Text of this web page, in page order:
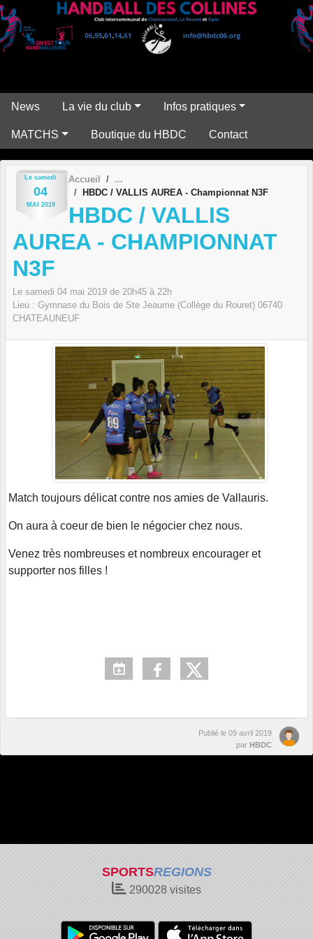
News La vie du club Infos pratiques
MATCHS Boutique du HBDC Contact
Le samedi
04
MAI 2019
Accueil
HBDC / VALLIS AUREA - Championnat N3F
HBDC / VALLIS
AUREA - CHAMPIONNAT
N3F
Le samedi 04 mai 2019 de 20h45 à 22h
Lieu : Gymnase du Bois de Ste Jeaume (Collège du Rouret) 06740
CHATEAUNEUF
Match toujours délicat contre nos amies de Vallauris.
On aura à coeur de bien le négocier chez nous.
Venez très nombreuses et nombreux encourager et
supporter nos filles !
Publié le 09 avril 2019
par HBDC
SPORTSREGIONS
290028 visites
Panneau de gestion des cookies